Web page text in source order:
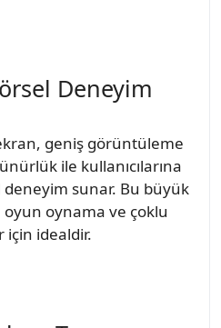
Deneyim
geniş görüntüleme
ile kullanıcılarına
sunar. Bu büyük
oynama ve çoklu
için idealdir.